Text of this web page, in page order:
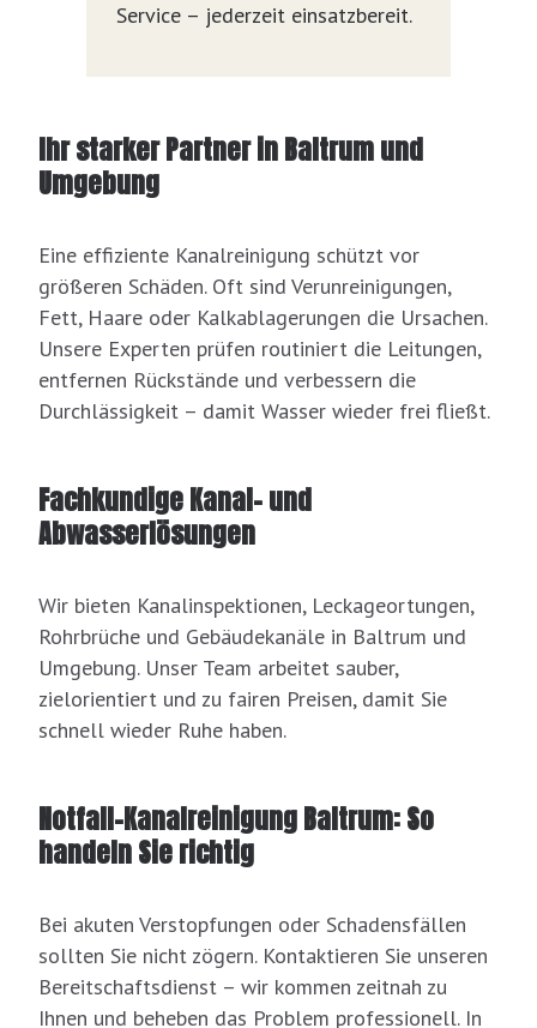
Service – jederzeit einsatzbereit.
Ihr starker Partner in Baltrum und
Umgebung
Eine effiziente Kanalreinigung schützt vor
größeren Schäden. Oft sind Verunreinigungen,
Fett, Haare oder Kalkablagerungen die Ursachen.
Unsere Experten prüfen routiniert die Leitungen,
entfernen Rückstände und verbessern die
Durchlässigkeit – damit Wasser wieder frei fließt.
Fachkundige Kanal- und
Abwasserlösungen
Wir bieten Kanalinspektionen, Leckageortungen,
Rohrbrüche und Gebäudekanäle in Baltrum und
Umgebung. Unser Team arbeitet sauber,
zielorientiert und zu fairen Preisen, damit Sie
schnell wieder Ruhe haben.
Notfall-Kanalreinigung Baltrum: So
handeln Sie richtig
Bei akuten Verstopfungen oder Schadensfällen
sollten Sie nicht zögern. Kontaktieren Sie unseren
Bereitschaftsdienst – wir kommen zeitnah zu
Ihnen und beheben das Problem professionell. In